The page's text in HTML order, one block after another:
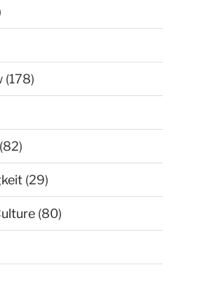
(178)
(82)
(29)
(80)